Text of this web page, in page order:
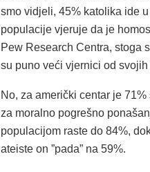
smo vidjeli, 45% katolika ide
populacije vjeruje da je
Pew Research Centra, stoga
su puno veći vjernici od
No, za američki centar je
za moralno pogrešno
populacijom raste do 84%,
ateiste on ”pada” na 59%.